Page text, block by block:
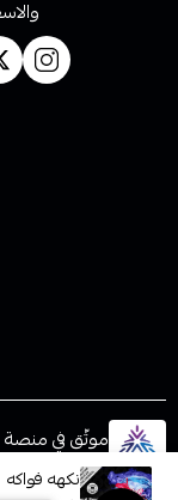
نكهه فواكه
موثّق في منصة